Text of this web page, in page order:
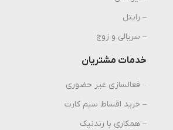
– رایتل
– سریالی و زوج
خدمات مشتریان
– فعالسازی غیر حضوری
– خرید اقساط سیم کارت
– همکاری با رندنیک